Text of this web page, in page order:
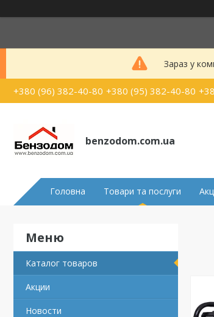
Зараз у
+380 (96) 382-40-80 +380 (95) 382-40-80
benzodom.com.ua
Головна Товари та послуги
Каталог товаров
Акции
Новости